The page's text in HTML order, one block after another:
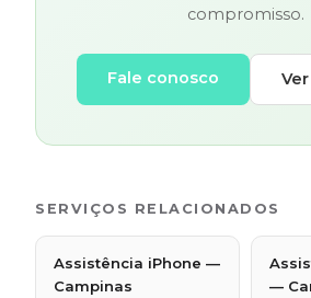
compromisso.
Fale conosco
SERVIÇOS RELACIONADOS
Assistência iPhone —
Campinas
—